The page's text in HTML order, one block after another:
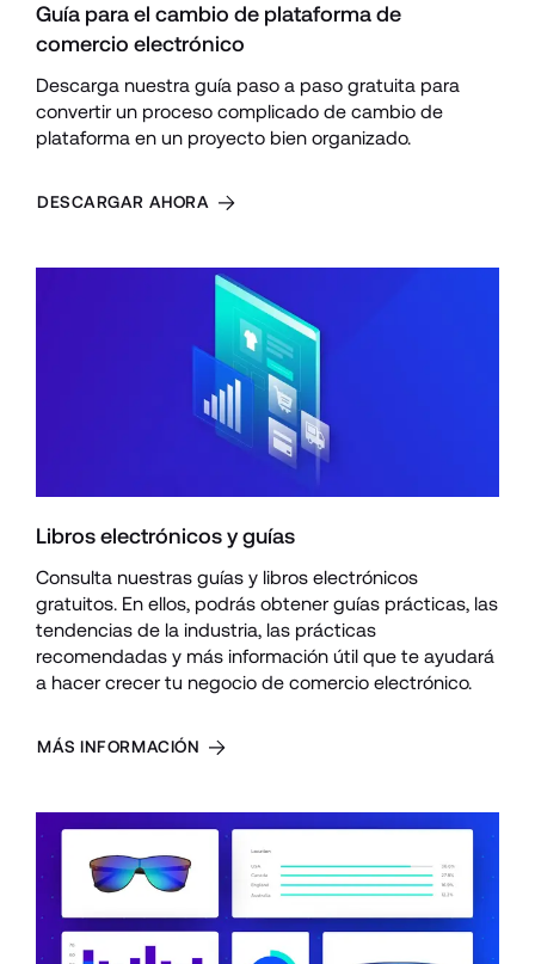
Guía para el cambio de plataforma de
comercio electrónico
Descarga nuestra guía paso a paso gratuita para
convertir un proceso complicado de cambio de
plataforma en un proyecto bien organizado.
DESCARGAR AHORA
Libros electrónicos y guías
Consulta nuestras guías y libros electrónicos
gratuitos. En ellos, podrás obtener guías prácticas, las
tendencias de la industria, las prácticas
recomendadas y más información útil que te ayudará
a hacer crecer tu negocio de comercio electrónico.
MÁS INFORMACIÓN